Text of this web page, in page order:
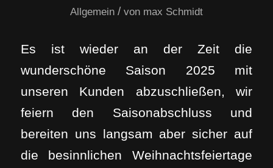
Allgemein / von max Schmidt
Es ist wieder an der Zeit die
wunderschöne Saison 2025 mit
unseren Kunden abzuschließen, wir
feiern den Saisonabschluss und
bereiten uns langsam aber sicher auf
die besinnlichen Weihnachtsfeiertage